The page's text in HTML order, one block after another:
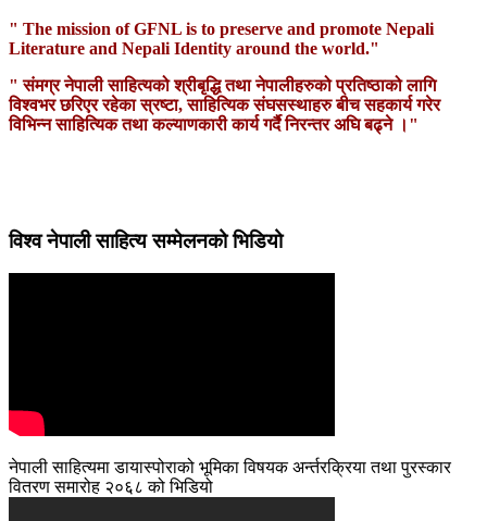
" The mission of GFNL is to preserve and promote Nepali
Literature and Nepali Identity around the world."
" संमग्र नेपाली साहित्यको श्रीबृद्धि तथा नेपालीहरुको प्रतिष्ठाको लागि
विश्वभर छरिएर रहेका स्रष्टा, साहित्यिक संघसस्थाहरु बीच सहकार्य गरेर
विभिन्न साहित्यिक तथा कल्याणकारी कार्य गर्दै निरन्तर अघि बढ्ने ।"
विश्व नेपाली साहित्य सम्मेलनको भिडियो
नेपाली साहित्यमा डायास्पोराको भूमिका विषयक अर्न्तरक्रिया तथा पुरस्कार
वितरण समारोह २०६८ को भिडियो